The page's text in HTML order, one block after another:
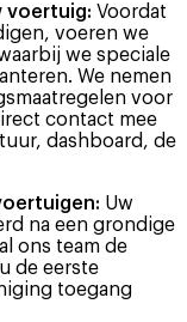
voertuig: Voordat
voeren we
we speciale
We nemen
voor
contact mee
dashboard, de
Uw
na een grondige
ons team de
de eerste
toegang